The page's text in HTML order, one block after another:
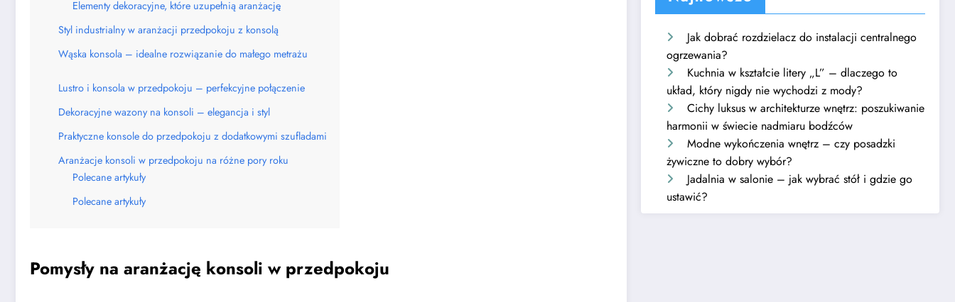
Elementy dekoracyjne, które uzupełnią aranżację
Styl industrialny w aranżacji przedpokoju z konsolą
Wąska konsola – idealne rozwiązanie do małego metrażu
Lustro i konsola w przedpokoju – perfekcyjne połączenie
Dekoracyjne wazony na konsoli – elegancja i styl
Praktyczne konsole do przedpokoju z dodatkowymi szufladami
Aranżacje konsoli w przedpokoju na różne pory roku
Polecane artykuły
Polecane artykuły
Pomysły na aranżację konsoli w przedpokoju
Jak dobrać rozdzielacz do instalacji centralnego
ogrzewania?
Kuchnia w kształcie litery „L” – dlaczego to
układ, który nigdy nie wychodzi z mody?
Cichy luksus w architekturze wnętrz: poszukiwanie
harmonii w świecie nadmiaru bodźców
Modne wykończenia wnętrz – czy posadzki
żywiczne to dobry wybór?
Jadalnia w salonie – jak wybrać stół i gdzie go
ustawić?